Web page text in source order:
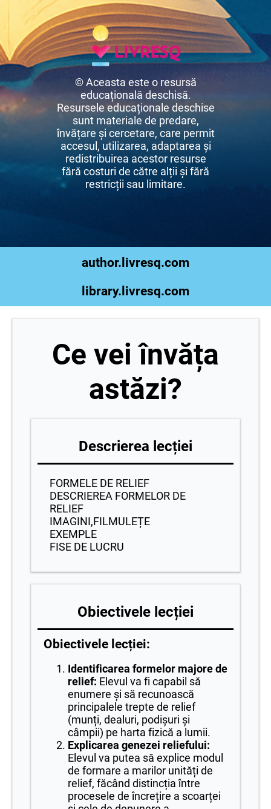
© Aceasta este o resursă
educațională deschisă.
Resursele educaționale deschise
sunt materiale de predare,
învățare și cercetare, care permit
accesul, utilizarea, adaptarea și
redistribuirea acestor resurse
fără costuri de către alții și fără
restricții sau limitare.
author.livresq.com
library.livresq.com
Ce vei învăța
astăzi?
Descrierea lecției
FORMELE DE RELIEF
DESCRIEREA FORMELOR DE
RELIEF
IMAGINI,FILMULEȚE
EXEMPLE
FISE DE LUCRU
Obiectivele lecției
Obiectivele lecției:
Identificarea formelor majore de
relief: Elevul va fi capabil să
enumere și să recunoască
principalele trepte de relief
(munți, dealuri, podișuri și
câmpii) pe harta fizică a lumii.
Explicarea genezei reliefului:
Elevul va putea să explice modul
de formare a marilor unități de
relief, făcând distincția între
procesele de încrețire a scoarței